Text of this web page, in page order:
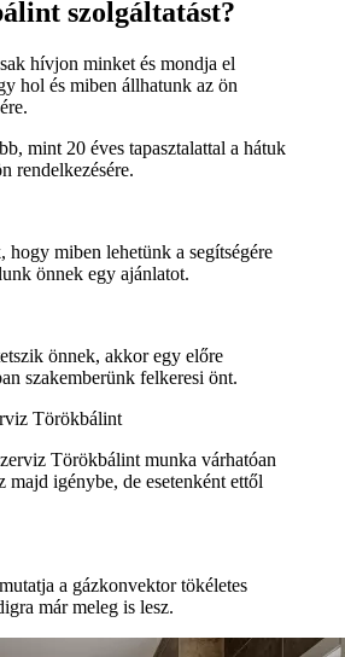
szolgáltatást?
hívjon minket és mondja el
hol és miben állhatunk az ön
mint 20 éves tapasztalattal a hátuk
rendelkezésére.
hogy miben lehetünk a segítségére
önnek egy ajánlatot.
önnek, akkor egy előre
szakemberünk felkeresi önt.
Törökbálint
Törökbálint munka várhatóan
majd igénybe, de esetenként ettől
a gázkonvektor tökéletes
már meleg is lesz.